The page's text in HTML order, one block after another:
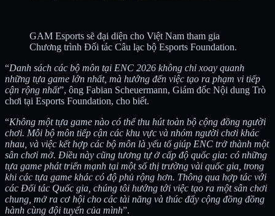
GAM Esports sẽ đại diện cho Việt Nam tham gia
Chương trình Đối tác Câu lạc bộ Esports Foundation.
“Danh sách các bộ môn tại ENC 2026 không chỉ xoay quanh
những tựa game lớn nhất, mà hướng đến việc tạo ra phạm vi tiếp
cận rộng nhất”, ông Fabian Scheuermann, Giám đốc Nội dung Trò
chơi tại Esports Foundation, cho biết.
“Không một tựa game nào có thể thu hút toàn bộ cộng đồng người
chơi. Mỗi bộ môn tiếp cận các khu vực và nhóm người chơi khác
nhau, và việc kết hợp các bộ môn là yếu tố giúp ENC trở thành một
sân chơi mở. Điều này cũng tương tự ở cấp độ quốc gia: có những
tựa game phát triển mạnh tại một số thị trường vài quốc gia, trong
khi các tựa game khác có độ phủ rộng hơn. Thông qua hợp tác với
các Đối tác Quốc gia, chúng tôi hướng tới việc tạo ra một sân chơi
chung, mở ra cơ hội cho các tài năng và thúc đẩy cộng đồng đồng
hành cùng đội tuyển của mình”.